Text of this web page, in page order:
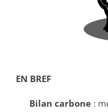
EN BREF
Bilan carbone: